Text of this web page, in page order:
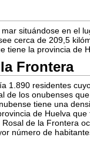
situándose en el
cerca de 209,5
tiene la provincia de
Frontera
1.890 residentes
de los onubenses
tiene una
de Huelva
de la Frontera
número de